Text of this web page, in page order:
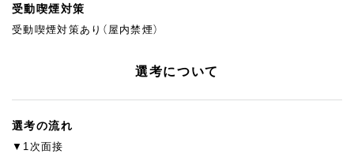
受動喫煙対策
受動喫煙対策あり（屋内禁煙）
選考について
選考の流れ
▼1次面接